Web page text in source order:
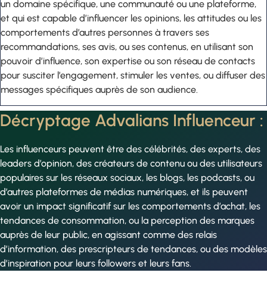
un domaine spécifique, une communauté ou une plateforme,
et qui est capable d’influencer les opinions, les attitudes ou les
comportements d’autres personnes à travers ses
recommandations, ses avis, ou ses contenus, en utilisant son
pouvoir d’influence, son expertise ou son réseau de contacts
pour susciter l’engagement, stimuler les ventes, ou diffuser des
messages spécifiques auprès de son audience.
Décryptage Advalians Influenceur :
Les influenceurs peuvent être des célébrités, des experts, des
leaders d’opinion, des créateurs de contenu ou des utilisateurs
populaires sur les réseaux sociaux, les blogs, les podcasts, ou
d’autres plateformes de médias numériques, et ils peuvent
avoir un impact significatif sur les comportements d’achat, les
tendances de consommation, ou la perception des marques
auprès de leur public, en agissant comme des relais
d’information, des prescripteurs de tendances, ou des modèles
d’inspiration pour leurs followers et leurs fans.